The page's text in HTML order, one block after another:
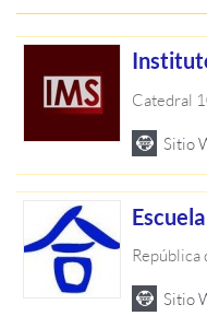
Catedral
República